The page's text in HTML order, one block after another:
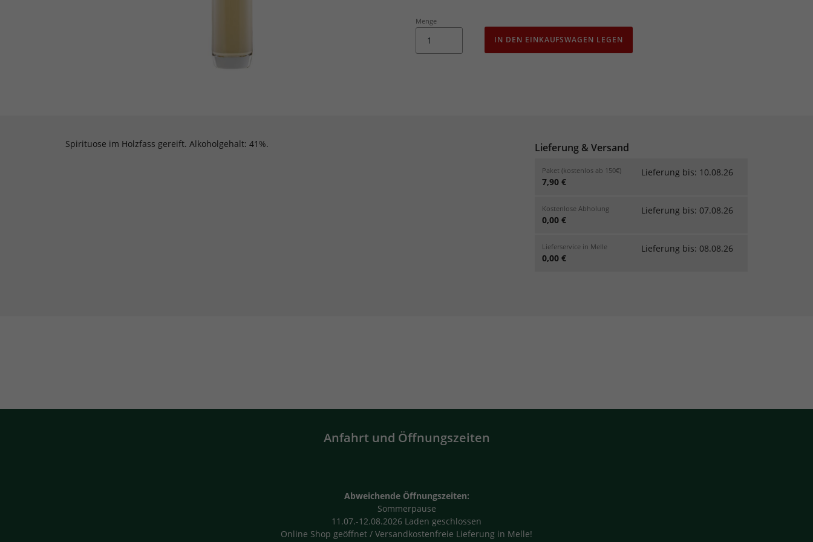
Menge
IN DEN EINKAUFSWAGEN LEGEN
Spirituose im Holzfass gereift. Alkoholgehalt: 41%. Lieferung & Versand
Paket (kostenlos ab 150€)
7,90 €
Lieferung bis: 10.08.26
Kostenlose Abholung
0,00 €
Lieferung bis: 07.08.26
Lieferservice in Melle
0,00 €
Lieferung bis: 08.08.26
Anfahrt und Öffnungszeiten
Abweichende Öffnungszeiten:
Sommerpause
11.07.-12.08.2026 Laden geschlossen
Online Shop geöffnet / Versandkostenfreie Lieferung in Melle!